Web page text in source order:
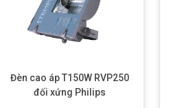
Đèn cao áp T150W RVP250
đối xứng Philips